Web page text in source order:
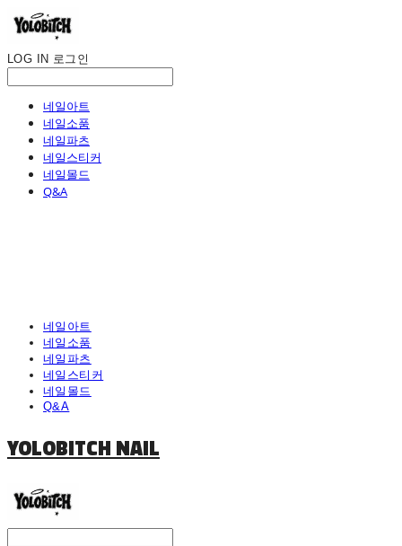
LOG IN 로그인
네일아트
네일소품
네일파츠
네일스티커
네일몰드
Q&A
네일아트
네일소품
네일파츠
네일스티커
네일몰드
Q&A
YOLOBITCH NAIL